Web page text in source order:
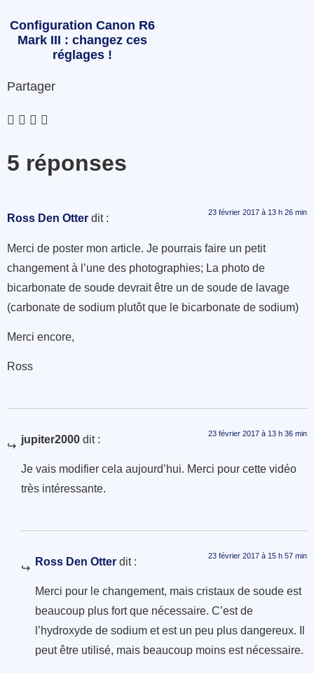
Configuration Canon R6
Mark III : changez ces
réglages !
Partager
5 réponses
Ross Den Otter dit : 23 février 2017 à 13 h 26 min
Merci de poster mon article. Je pourrais faire un petit
changement à l’une des photographies; La photo de
bicarbonate de soude devrait être un de soude de lavage
(carbonate de sodium plutôt que le bicarbonate de sodium)
Merci encore,
Ross
jupiter2000 dit : 23 février 2017 à 13 h 36 min
Je vais modifier cela aujourd’hui. Merci pour cette vidéo
très intéressante.
Ross Den Otter dit : 23 février 2017 à 15 h 57 min
Merci pour le changement, mais cristaux de soude est
beaucoup plus fort que nécessaire. C’est de
l’hydroxyde de sodium et est un peu plus dangereux. Il
peut être utilisé, mais beaucoup moins est nécessaire.